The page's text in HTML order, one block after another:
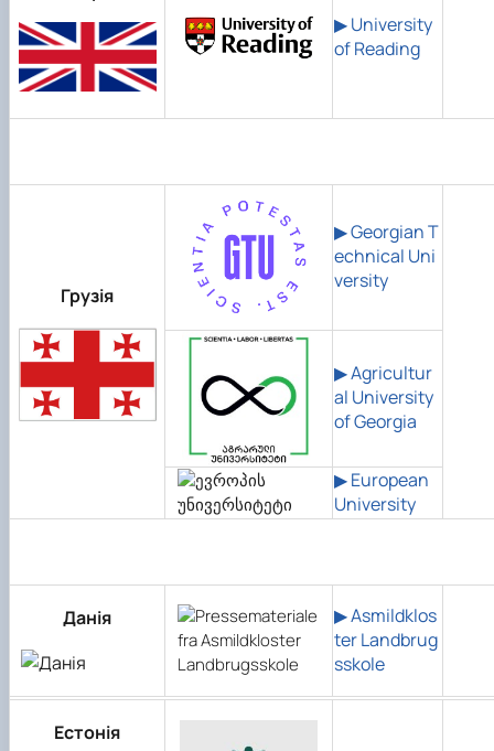
▶University
of Reading
Грузія
▶ Georgian T
echnical Uni
versity
▶ Agricultur
al University
of Georgia
▶European
University
Данія ▶Asmildklos
ter Landbrug
sskole
Естонія